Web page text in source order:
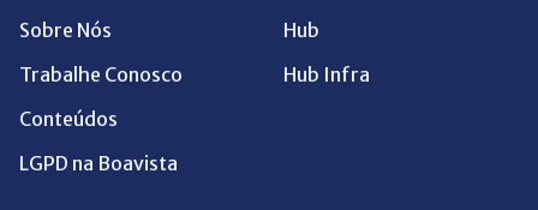
Sobre Nós
Trabalhe Conosco
Conteúdos
LGPD na Boavista
Hub
Hub Infra